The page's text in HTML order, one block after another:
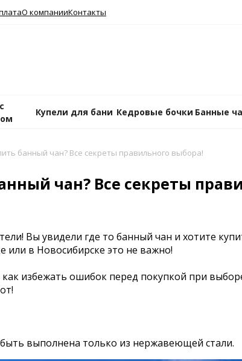
О компанииКонтакты
Купели для бани Кедровые бочки Банные
банный чан? Все секреты правильного выбора!
чан? Все секреты
Вы увидели где то банный чан и хотите
или в Новосибирске это не важно!
избежать ошибок перед покупкой при
выполнена только из нержавеющей стали.